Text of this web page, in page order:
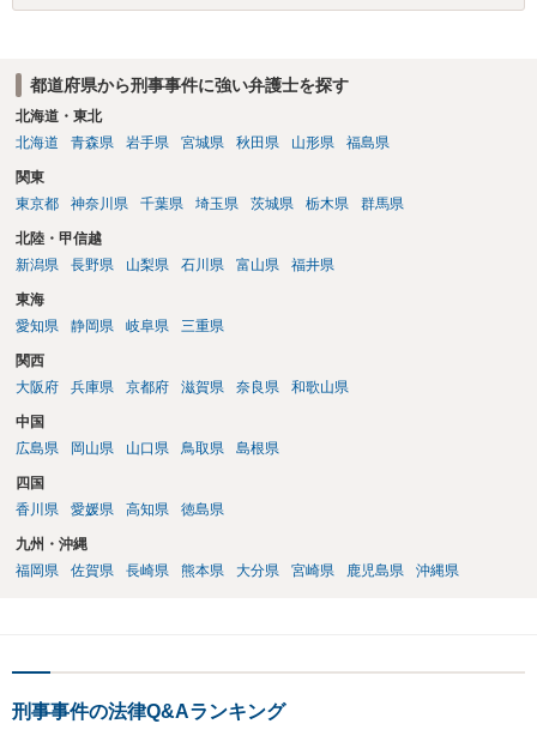
なければあまり意味がありません。 もともと執行猶予が狙える事案で
いうのが実感です。
都道府県から刑事事件に強い弁護士を探す
北海道・東北
北海道
青森県 岩手県 宮城県 秋田県 山形県 福島県
関東
東京都
神奈川県 千葉県 埼玉県 茨城県 栃木県 群馬県
北陸・甲信越
新潟県
長野県 山梨県 石川県 富山県 福井県
東海
愛知県
静岡県 岐阜県 三重県
関西
大阪府
兵庫県 京都府 滋賀県 奈良県 和歌山県
中国
広島県
岡山県 山口県 鳥取県 島根県
四国
香川県
愛媛県 高知県 徳島県
九州・沖縄
福岡県
佐賀県 長崎県 熊本県 大分県 宮崎県 鹿児島県 沖縄県
刑事事件の法律Q&Aランキング